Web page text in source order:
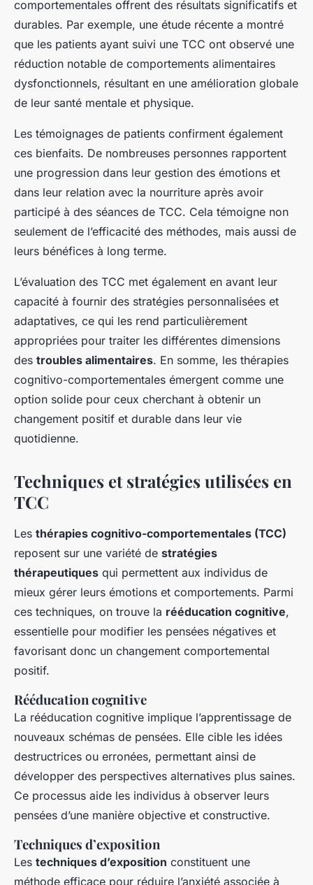
comportementales offrent des résultats significatifs et
durables. Par exemple, une étude récente a montré
que les patients ayant suivi une TCC ont observé une
réduction notable de comportements alimentaires
dysfonctionnels, résultant en une amélioration globale
de leur santé mentale et physique.
Les témoignages de patients confirment également
ces bienfaits. De nombreuses personnes rapportent
une progression dans leur gestion des émotions et
dans leur relation avec la nourriture après avoir
participé à des séances de TCC. Cela témoigne non
seulement de l’efficacité des méthodes, mais aussi de
leurs bénéfices à long terme.
L’évaluation des TCC met également en avant leur
capacité à fournir des stratégies personnalisées et
adaptatives, ce qui les rend particulièrement
appropriées pour traiter les différentes dimensions
des troubles alimentaires. En somme, les thérapies
cognitivo-comportementales émergent comme une
option solide pour ceux cherchant à obtenir un
changement positif et durable dans leur vie
quotidienne.
Techniques et stratégies utilisées en
TCC
Les thérapies cognitivo-comportementales (TCC)
reposent sur une variété de stratégies
thérapeutiques qui permettent aux individus de
mieux gérer leurs émotions et comportements. Parmi
ces techniques, on trouve la rééducation cognitive,
essentielle pour modifier les pensées négatives et
favorisant donc un changement comportemental
positif.
Rééducation cognitive
La rééducation cognitive implique l’apprentissage de
nouveaux schémas de pensées. Elle cible les idées
destructrices ou erronées, permettant ainsi de
développer des perspectives alternatives plus saines.
Ce processus aide les individus à observer leurs
pensées d’une manière objective et constructive.
Techniques d’exposition
Les techniques d’exposition constituent une
méthode efficace pour réduire l’anxiété associée à